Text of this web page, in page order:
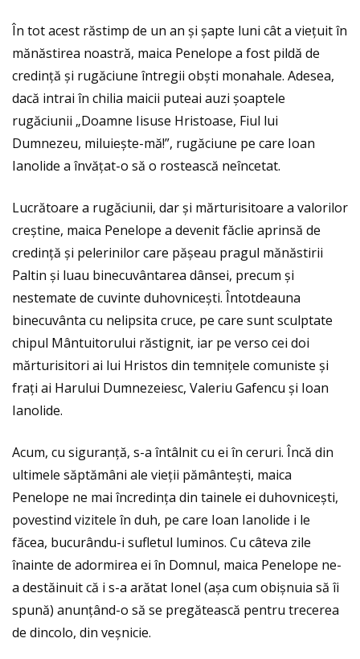
În tot acest răstimp de un an și șapte luni cât a viețuit în
mănăstirea noastră, maica Penelope a fost pildă de
credință și rugăciune întregii obști monahale. Adesea,
dacă intrai în chilia maicii puteai auzi șoaptele
rugăciunii „Doamne Iisuse Hristoase, Fiul lui
Dumnezeu, miluiește-mă!”, rugăciune pe care Ioan
Ianolide a învățat-o să o rostească neîncetat.
Lucrătoare a rugăciunii, dar și mărturisitoare a valorilor
creștine, maica Penelope a devenit făclie aprinsă de
credință și pelerinilor care pășeau pragul mănăstirii
Paltin și luau binecuvântarea dânsei, precum și
nestemate de cuvinte duhovnicești. Întotdeauna
binecuvânta cu nelipsita cruce, pe care sunt sculptate
chipul Mântuitorului răstignit, iar pe verso cei doi
mărturisitori ai lui Hristos din temnițele comuniste și
frați ai Harului Dumnezeiesc, Valeriu Gafencu și Ioan
Ianolide.
Acum, cu siguranță, s-a întâlnit cu ei în ceruri. Încă din
ultimele săptămâni ale vieții pământești, maica
Penelope ne mai încredința din tainele ei duhovnicești,
povestind vizitele în duh, pe care Ioan Ianolide i le
făcea, bucurându-i sufletul luminos. Cu câteva zile
înainte de adormirea ei în Domnul, maica Penelope ne-
a destăinuit că i s-a arătat Ionel (așa cum obișnuia să îi
spună) anunțând-o să se pregătească pentru trecerea
de dincolo, din veșnicie.